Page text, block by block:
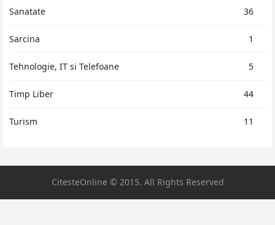
Sanatate 36
Sarcina 1
Tehnologie, IT si Telefoane 5
Timp Liber 44
Turism 11
CitesteOnline © 2015. All Rights Reserved